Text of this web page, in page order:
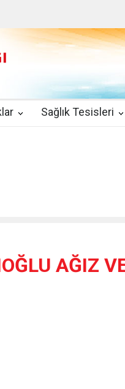
2019 YILI TEMMUZ AYI
Teletıp
Uzman
Sağlık Tesisleri
AĞIZ